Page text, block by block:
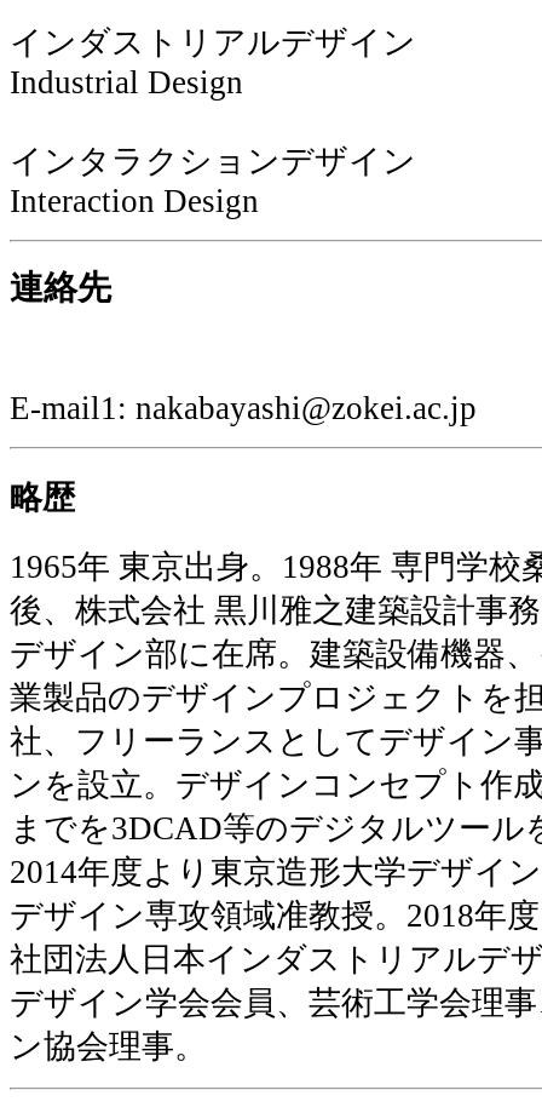
インダストリアルデザイン
Industrial Design
インタラクションデザイン
Interaction Design
連絡先
E-mail1: nakabayashi@zokei.ac.jp
略歴
1965年 東京出身。1988年 専門学
後、株式会社 黒川雅之建築設計事
デザイン部に在席。建築設備機器
業製品のデザインプロジェクトを
社、フリーランスとしてデザイン
ンを設立。デザインコンセプト作
までを3DCAD等のデジタルツール
2014年度より東京造形大学デザイ
デザイン専攻領域准教授。2018年
社団法人日本インダストリアルデ
デザイン学会会員、芸術工学会理
ン協会理事。